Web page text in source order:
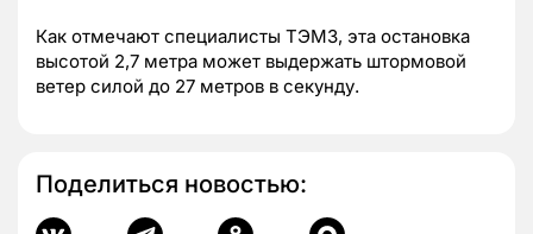
Как отмечают специалисты ТЭМЗ, эта остановка
высотой 2,7 метра может выдержать штормовой
ветер силой до 27 метров в секунду.
Поделиться новостью: